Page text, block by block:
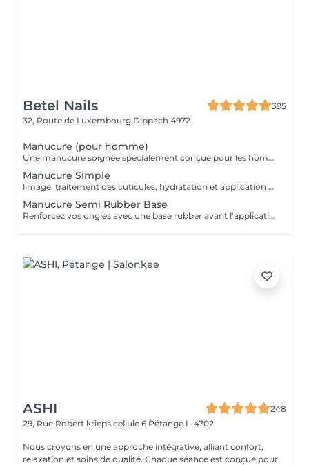
Betel Nails
395
32, Route de Luxembourg Dippach 4972
Manucure (pour homme)
Une manucure soignée spécialement conçue pour les hommes. Nettoyage des cuticules, limage des ongles, hydratation des mains, et finition naturelle. Idéal pour une apparence propre et professionnelle.
Manucure Simple
limage, traitement des cuticules, hydratation et application d'un vernis transparent ou coloré classique. Parfait pour un entretien régulier.
Manucure Semi Rubber Base
Renforcez vos ongles avec une base rubber avant l'application du vernis semi-permanent. Idéal pour les ongles mous ou fragiles, ce service offre une meilleure tenue et un aspect plus lisse.
ASHI
248
29, Rue Robert krieps cellule 6 Pétange L-4702
Nous croyons en une approche intégrative, alliant confort,
relaxation et soins de qualité. Chaque séance est conçue pour